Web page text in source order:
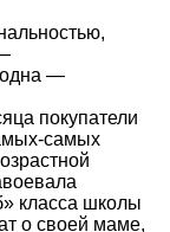
одна —
покупатели
самых
класса школы
о своей маме,